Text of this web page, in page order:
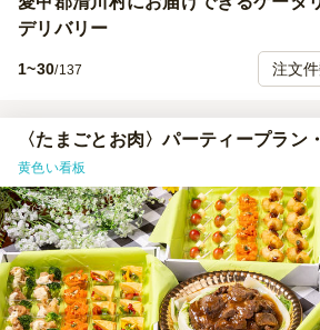
デリバリー
1~30/137
〈たまごとお肉〉パーティープラン
黄色い看板